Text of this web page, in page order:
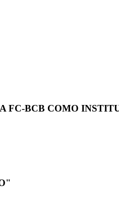
FC-BCB COMO